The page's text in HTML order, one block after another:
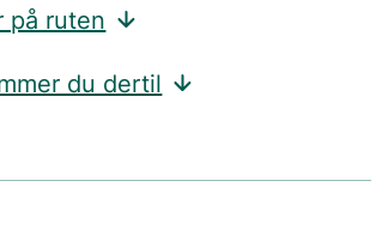
på ruten
du dertil